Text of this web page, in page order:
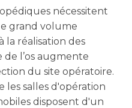
nécessitent
grand volume
la réalisation des
de l’os augmente
du site opératoire.
les salles d'opération
disposent d'un